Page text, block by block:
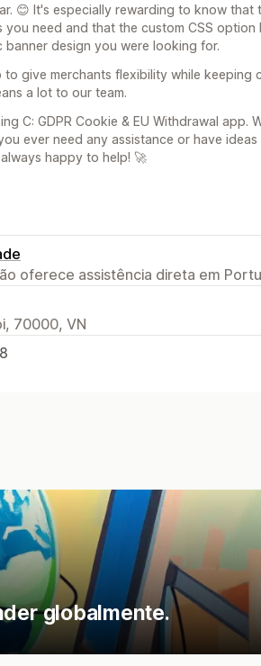
😊 It's especially rewarding to know that
you need and that the custom CSS option
banner design you were looking for.
give merchants flexibility while keeping
a lot to our team.
C: GDPR Cookie & EU Withdrawal app.
ever need any assistance or have
happy to help! 🚀
oferece assistência direta em
70000, VN
globalmente.